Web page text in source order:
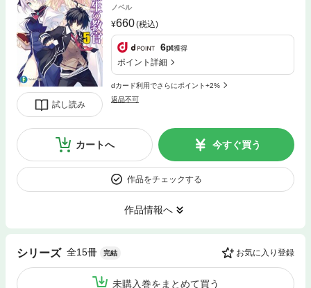
試し読み
ノベル
660(税込)
6pt獲得
ポイント詳細
dカード利用でさらにポイント+2%
返品不可
カートへ 今すぐ買う
作品をチェックする
作品情報へ
シリーズ 全15冊 完結 お気に入り登録
未購入巻をまとめて買う